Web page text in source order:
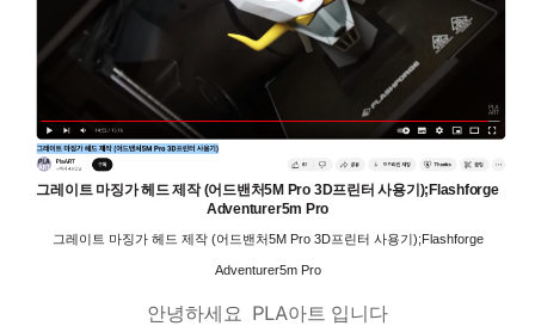
그레이트 마징가 헤드 제작 (어드밴처5M Pro 3D프린터 사용기);Flashforge
Adventurer5m Pro
그레이트 마징가 헤드 제작 (어드밴처5M Pro 3D프린터 사용기);Flashforge
Adventurer5m Pro
안녕하세요 PLA아트 입니다